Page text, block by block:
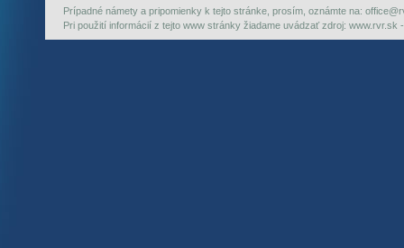
Prípadné námety a pripomienky k tejto stránke, prosím, oznámte na:
Pri použití informácií z tejto www stránky žiadame uvádzať zdroj: www.rvr.sk